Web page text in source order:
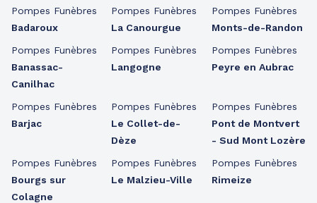
Pompes Funèbres
Badaroux
Pompes Funèbres
Banassac-
Canilhac
Pompes Funèbres
Barjac
Pompes Funèbres
Bourgs sur
Colagne
Pompes Funèbres
La Canourgue
Pompes Funèbres
Langogne
Pompes Funèbres
Le Collet-de-
Dèze
Pompes Funèbres
Le Malzieu-Ville
Pompes Funèbres
Monts-de-Randon
Pompes Funèbres
Peyre en Aubrac
Pompes Funèbres
Pont de Montvert
- Sud Mont Lozère
Pompes Funèbres
Rimeize